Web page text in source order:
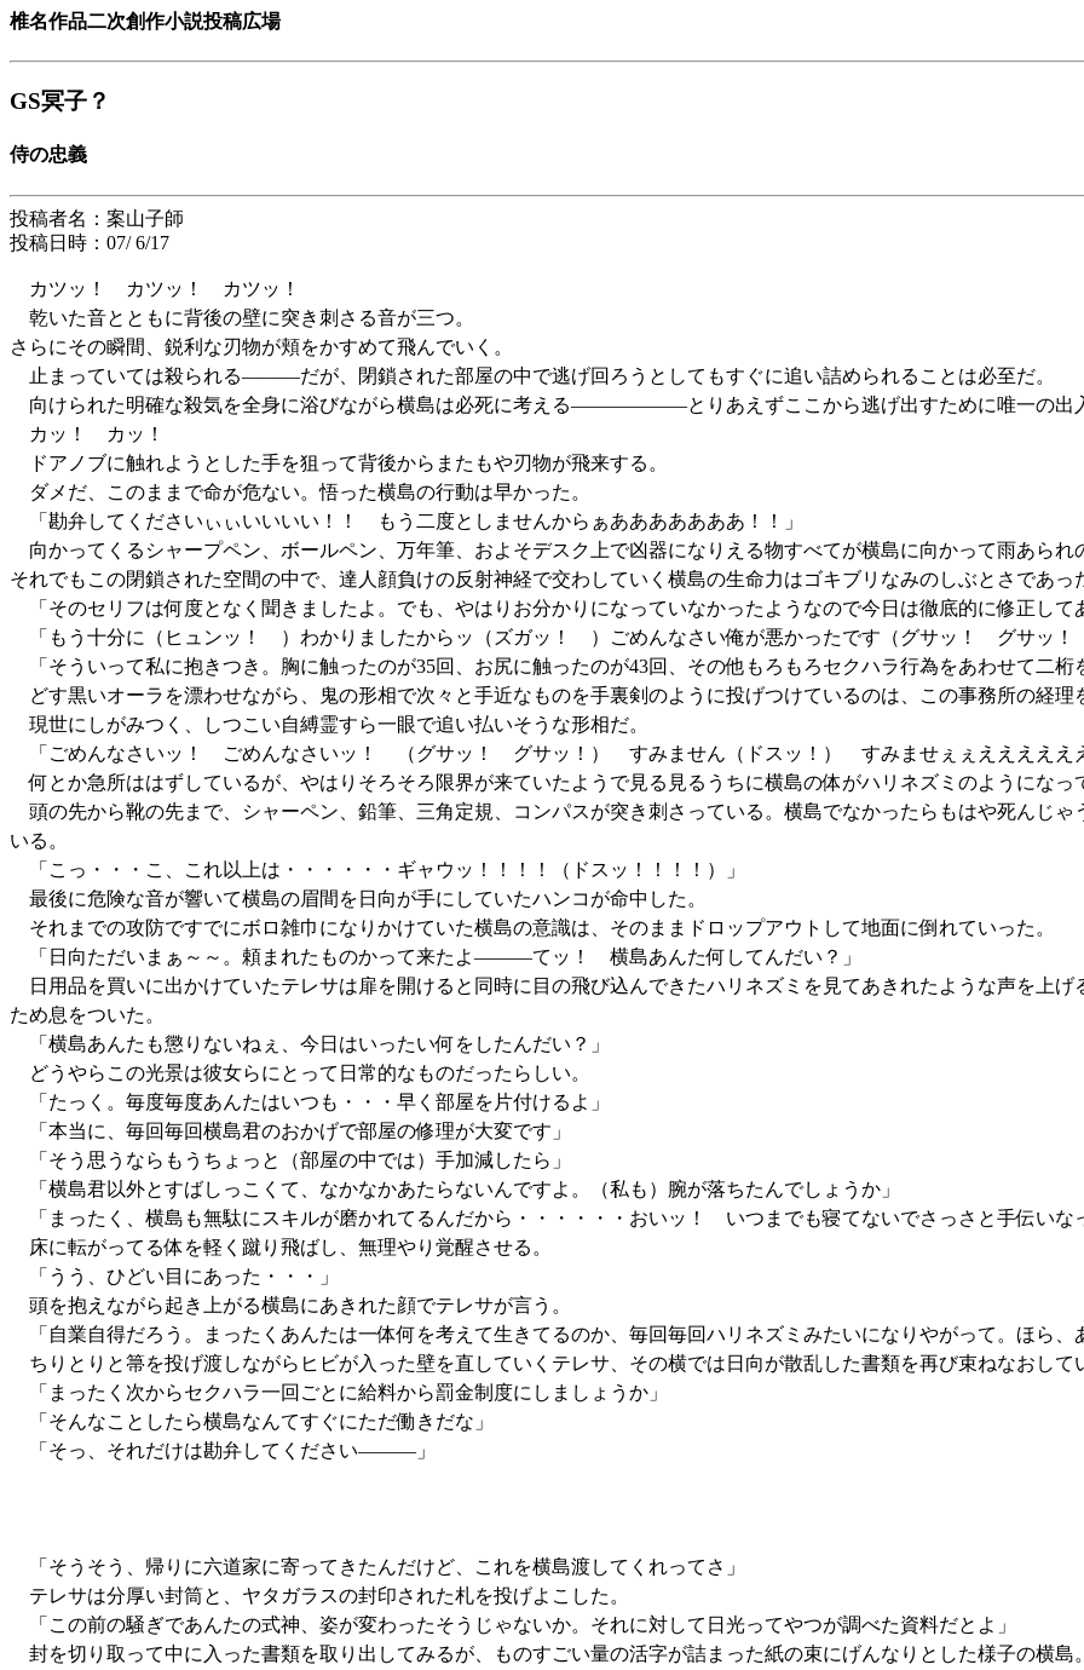
椎名作品二次創作小説投稿広場
GS冥子？
侍の忠義
投稿者名：案山子師
投稿日時：07/ 6/17
カツッ！ カツッ！ カツッ！
乾いた音とともに背後の壁に突き刺さる音が三つ。
さらにその瞬間、鋭利な刃物が頬をかすめて飛んでいく。
止まっていては殺られる―――だが、閉鎖された部屋の中で逃げ回ろうとしてもすぐに追い詰められることは必至だ。
向けられた明確な殺気を全身に浴びながら横島は必死に考える――――――とりあえずここから逃げ出すために唯一の出入
カッ！ カッ！
ドアノブに触れようとした手を狙って背後からまたもや刃物が飛来する。
ダメだ、このままで命が危ない。悟った横島の行動は早かった。
「勘弁してくださいぃぃいいいい！！ もう二度としませんからぁあああああああ！！」
向かってくるシャープペン、ボールペン、万年筆、およそデスク上で凶器になりえる物すべてが横島に向かって雨あられ
それでもこの閉鎖された空間の中で、達人顔負けの反射神経で交わしていく横島の生命力はゴキブリなみのしぶとさであっ
「そのセリフは何度となく聞きましたよ。でも、やはりお分かりになっていなかったようなので今日は徹底的に修正して
「もう十分に（ヒュンッ！ ）わかりましたからッ（ズガッ！ ）ごめんなさい俺が悪かったです（グサッ！ グサッ！
「そういって私に抱きつき。胸に触ったのが35回、お尻に触ったのが43回、その他もろもろセクハラ行為をあわせて二桁
どす黒いオーラを漂わせながら、鬼の形相で次々と手近なものを手裏剣のように投げつけているのは、この事務所の経理
現世にしがみつく、しつこい自縛霊すら一眼で追い払いそうな形相だ。
「ごめんなさいッ！ ごめんなさいッ！ （グサッ！ グサッ！） すみません（ドスッ！） すみませぇぇえええええ
何とか急所ははずしているが、やはりそろそろ限界が来ていたようで見る見るうちに横島の体がハリネズミのようになっ
頭の先から靴の先まで、シャーペン、鉛筆、三角定規、コンパスが突き刺さっている。横島でなかったらもはや死んじ
いる。
「こっ・・・こ、これ以上は・・・・・・ギャウッ！！！！（ドスッ！！！！）」
最後に危険な音が響いて横島の眉間を日向が手にしていたハンコが命中した。
それまでの攻防ですでにボロ雑巾になりかけていた横島の意識は、そのままドロップアウトして地面に倒れていった。
「日向ただいまぁ～～。頼まれたものかって来たよ―――てッ！ 横島あんた何してんだい？」
日用品を買いに出かけていたテレサは扉を開けると同時に目の飛び込んできたハリネズミを見てあきれたような声を上
ため息をついた。
「横島あんたも懲りないねぇ、今日はいったい何をしたんだい？」
どうやらこの光景は彼女らにとって日常的なものだったらしい。
「たっく。毎度毎度あんたはいつも・・・早く部屋を片付けるよ」
「本当に、毎回毎回横島君のおかげで部屋の修理が大変です」
「そう思うならもうちょっと（部屋の中では）手加減したら」
「横島君以外とすばしっこくて、なかなかあたらないんですよ。（私も）腕が落ちたんでしょうか」
「まったく、横島も無駄にスキルが磨かれてるんだから・・・・・・おいッ！ いつまでも寝てないでさっさと手伝いな
床に転がってる体を軽く蹴り飛ばし、無理やり覚醒させる。
「うう、ひどい目にあった・・・」
頭を抱えながら起き上がる横島にあきれた顔でテレサが言う。
「自業自得だろう。まったくあんたは一体何を考えて生きてるのか、毎回毎回ハリネズミみたいになりやがって。ほら、
ちりとりと箒を投げ渡しながらヒビが入った壁を直していくテレサ、その横では日向が散乱した書類を再び束ねなおして
「まったく次からセクハラ一回ごとに給料から罰金制度にしましょうか」
「そんなことしたら横島なんてすぐにただ働きだな」
「そっ、それだけは勘弁してください―――」
「そうそう、帰りに六道家に寄ってきたんだけど、これを横島渡してくれってさ」
テレサは分厚い封筒と、ヤタガラスの封印された札を投げよこした。
「この前の騒ぎであんたの式神、姿が変わったそうじゃないか。それに対して日光ってやつが調べた資料だとよ」
封を切り取って中に入った書類を取り出してみるが、ものすごい量の活字が詰まった紙の束にげんなりとした様子の横島。